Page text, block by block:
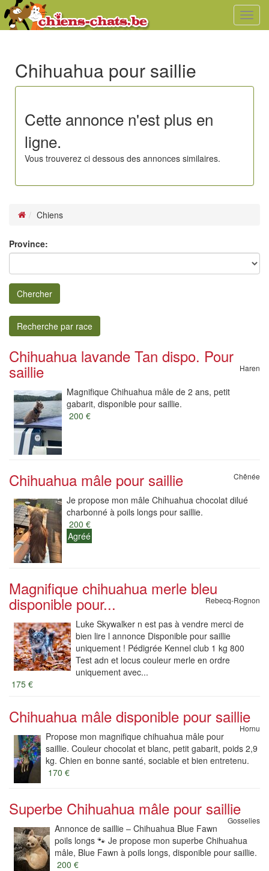
Chihuahua pour saillie
Cette annonce n'est plus en
ligne.
Vous trouverez ci dessous des annonces similaires.
Chiens
Province:
Chercher
Recherche par race
Chihuahua lavande Tan dispo. Pour
saillie Haren
Magnifique Chihuahua mâle de 2 ans, petit
gabarit, disponible pour saillie.
200 €
Chihuahua mâle pour saillie Chênée
Je propose mon mâle Chihuahua chocolat dilué
charbonné à poils longs pour saillie.
200 €
Agréé
Magnifique chihuahua merle bleu
disponible pour... Rebecq-Rognon
Luke Skywalker n est pas à vendre merci de
bien lire l annonce Disponible pour saillie
uniquement ! Pédigrée Kennel club 1 kg 800
Test adn et locus couleur merle en ordre
uniquement avec...
175 €
Chihuahua mâle disponible pour saillie
Hornu
Propose mon magnifique chihuahua mâle pour
saillie. Couleur chocolat et blanc, petit gabarit, poids 2,9
kg. Chien en bonne santé, sociable et bien entretenu.
170 €
Superbe Chihuahua mâle pour saillie
Gosselies
Annonce de saillie – Chihuahua Blue Fawn
poils longs 🐾 Je propose mon superbe Chihuahua
mâle, Blue Fawn à poils longs, disponible pour saillie.
200 €